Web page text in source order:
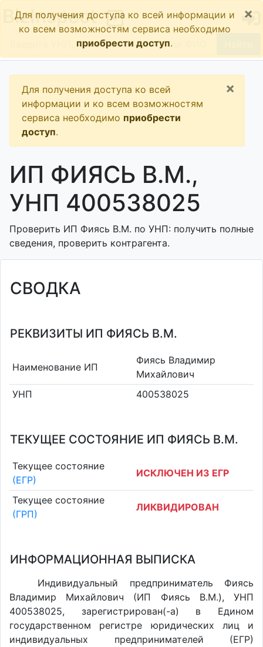
BizInspect
Для получения доступа ко всей информации и
ко всем возможностям сервиса необходимо
приобрести доступ.
×
Для получения доступа ко всей
информации и ко всем возможностям
сервиса необходимо приобрести
доступ.
×
ИП ФИЯСЬ В.М.,
УНП 400538025
Проверить ИП Фиясь В.М. по УНП: получить полные
сведения, проверить контрагента.
СВОДКА
РЕКВИЗИТЫ ИП ФИЯСЬ В.М.
Наименование ИП
Фиясь Владимир
Михайлович
УНП
400538025
ТЕКУЩЕЕ СОСТОЯНИЕ ИП ФИЯСЬ В.М.
Текущее состояние
(ЕГР)
ИСКЛЮЧЕН ИЗ ЕГР
Текущее состояние
(ГРП)
ЛИКВИДИРОВАН
ИНФОРМАЦИОННАЯ ВЫПИСКА
Индивидуальный предприниматель Фиясь
Владимир Михайлович (ИП Фиясь В.М.), УНП
400538025, зарегистрирован(-а) в Едином
государственном регистре юридических лиц и
индивидуальных предпринимателей (ЕГР)